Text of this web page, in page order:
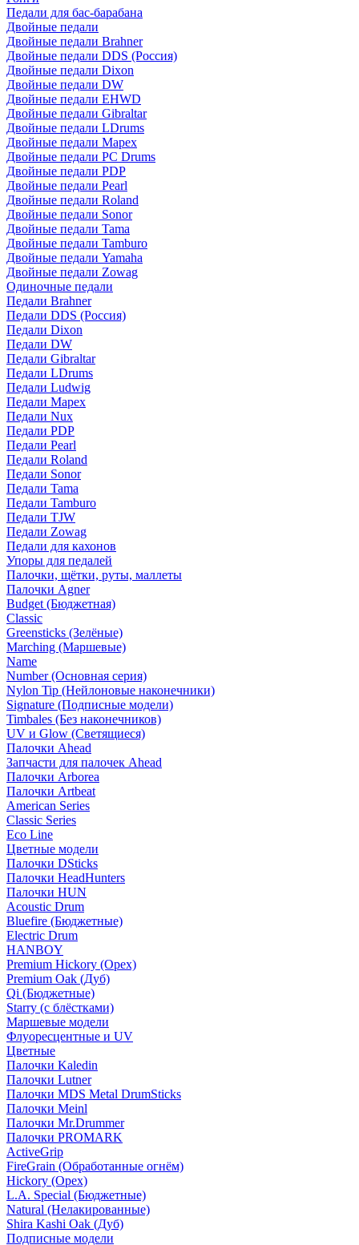
Педали для бас-барабана
Двойные педали
Двойные педали Brahner
Двойные педали DDS (Россия)
Двойные педали Dixon
Двойные педали DW
Двойные педали EHWD
Двойные педали Gibraltar
Двойные педали LDrums
Двойные педали Mapex
Двойные педали PC Drums
Двойные педали PDP
Двойные педали Pearl
Двойные педали Roland
Двойные педали Sonor
Двойные педали Tama
Двойные педали Tamburo
Двойные педали Yamaha
Двойные педали Zowag
Одиночные педали
Педали Brahner
Педали DDS (Россия)
Педали Dixon
Педали DW
Педали Gibraltar
Педали LDrums
Педали Ludwig
Педали Mapex
Педали Nux
Педали PDP
Педали Pearl
Педали Roland
Педали Sonor
Педали Tama
Педали Tamburo
Педали TJW
Педали Zowag
Педали для кахонов
Упоры для педалей
Палочки, щётки, руты, маллеты
Палочки Agner
Budget (Бюджетная)
Classic
Greensticks (Зелёные)
Marching (Маршевые)
Name
Number (Основная серия)
Nylon Tip (Нейлоновые наконечники)
Signature (Подписные модели)
Timbales (Без наконечников)
UV и Glow (Светящиеся)
Палочки Ahead
Запчасти для палочек Ahead
Палочки Arborea
Палочки Artbeat
American Series
Classic Series
Eco Line
Цветные модели
Палочки DSticks
Палочки HeadHunters
Палочки HUN
Acoustic Drum
Bluefire (Бюджетные)
Electric Drum
HANBOY
Premium Hickory (Орех)
Premium Oak (Дуб)
Qi (Бюджетные)
Starry (с блёстками)
Маршевые модели
Флуоресцентные и UV
Цветные
Палочки Kaledin
Палочки Lutner
Палочки MDS Metal DrumSticks
Палочки Meinl
Палочки Mr.Drummer
Палочки PROMARK
ActiveGrip
FireGrain (Обработанные огнём)
Hickory (Орех)
L.A. Special (Бюджетные)
Natural (Нелакированные)
Shira Kashi Oak (Дуб)
Подписные модели